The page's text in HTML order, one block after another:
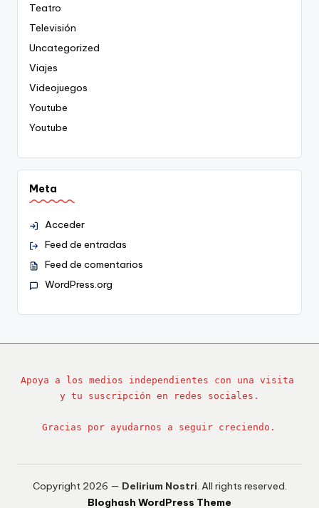
Teatro
Televisión
Uncategorized
Viajes
Videojuegos
Youtube
Youtube
Meta
Acceder
Feed de entradas
Feed de comentarios
WordPress.org
Apoya a los medios independientes con una visita
y tu suscripción en redes sociales.
Gracias por ayudarnos a seguir creciendo.
Copyright 2026 — Delirium Nostri . All rights reserved.
Bloghash WordPress Theme